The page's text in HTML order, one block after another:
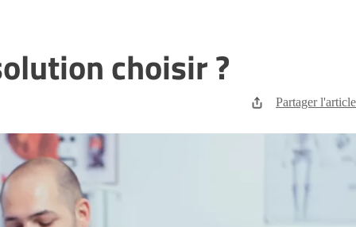
choisir ?
Partager l'article